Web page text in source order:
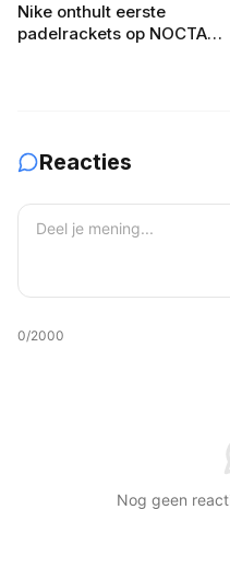
Nike onthult eerste
padelrackets op NOCTA
Reacties
0/2000
Nog geen